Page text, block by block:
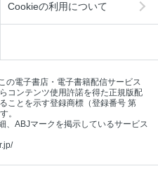
Cookieの利用について
の電子書店・電子書籍配信サービス
コンテンツ使用許諾を得た正規版配
ことを示す登録商標（登録番号 第
。
、ABJマークを掲示しているサービス